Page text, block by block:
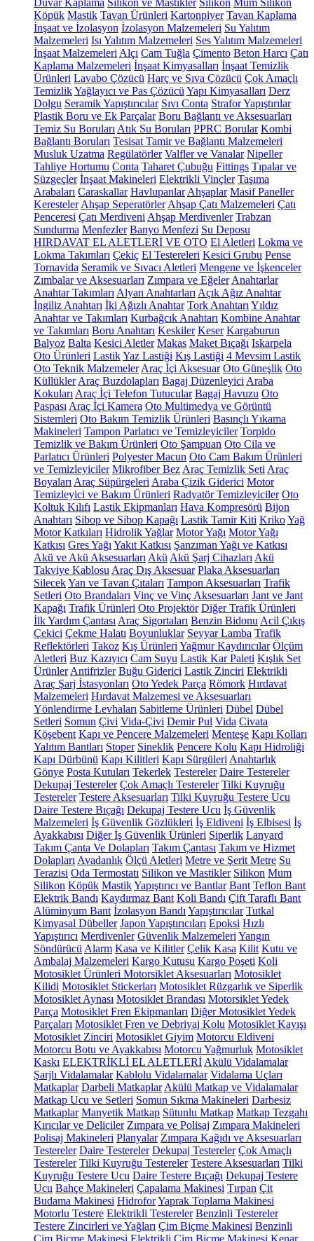
Duvar Kaplama Silikon ve Mastikler Silikon Mum Silikon
Köpük Mastik Tavan Ürünleri Kartonpiyer Tavan Kaplama
İnşaat ve İzolasyon İzolasyon Malzemeleri Su Yalıtım
Malzemeleri Isı Yalıtım Malzemeleri Ses Yalıtım Malzemeleri
İnşaat Malzemeleri Alçı Cam Tuğla Çimento Beton Harcı Çatı
Kaplama Malzemeleri İnşaat Kimyasalları İnşaat Temizlik
Ürünleri Lavabo Çözücü Harç ve Sıva Çözücü Çok Amaçlı
TemizlikYağlayıcı ve Pas Çözücü Yapı Kimyasalları Derz
Dolgu Seramik Yapıştırıcılar Sıvı Conta Strafor Yapıştırılar
Plastik Boru ve Ek Parçalar Boru Bağlantı ve Aksesuarları
Temiz Su Boruları Atık Su Boruları PPRC Borular Kombi
Bağlantı Boruları Tesisat Tamir ve Bağlantı Malzemeleri
Musluk Uzatma Regülatörler Valfler ve Vanalar Nipeller
Tahliye Hortumu Conta Taharet Çubuğu Fittings Tıpalar ve
Süzgeçler İnşaat Makineleri Elektrikli Vinçler Taşıma
Arabaları Caraskallar Havlupanlar Ahşaplar Masif Paneller
Keresteler Ahşap Seperatörler Ahşap Çatı Malzemeleri Çatı
Penceresi Çatı Merdiveni Ahşap Merdivenler Trabzan
Sundurma Menfezler Banyo Menfezi Su Deposu
HIRDAVAT EL ALETLERİ VE OTO El Aletleri Lokma ve
Lokma Takımları Çekiç El Testereleri Kesici Grubu Pense
Tornavida Seramik ve Sıvacı Aletleri Mengene ve İşkenceler
Zımbalar ve Aksesuarları Zımpara ve Eğeler Anahtarlar
Anahtar Takımları Alyan Anahtarları Açık Ağız Anahtar
İngiliz Anahtarı İki Ağızlı Anahtar Tork Anahtarı Yıldız
Anahtar ve Takımları Kurbağcık Anahtarı Kombine Anahtar
ve Takımları Boru Anahtarı Keskiler Keser Kargaburun
Balyoz Balta Kesici Aletler Makas Maket Bıçağı Iskarpela
Oto Ürünleri LastikYaz Lastiği Kış Lastiği 4 Mevsim Lastik
Oto Teknik Malzemeler Araç İçi Aksesuar Oto Güneşlik Oto
Küllükler Araç Buzdolapları Bagaj Düzenleyici Araba
Kokuları Araç İçi Telefon Tutucular Bagaj Havuzu Oto
Paspası Araç İçi Kamera Oto Multimedya ve Görüntü
Sistemleri Oto Bakım Temizlik Ürünleri Basınçlı Yıkama
Makineleri Tampon Parlatıcı ve Temizleyiciler Torpido
Temizlik ve Bakım Ürünleri Oto Şampuan Oto Cila ve
Parlatıcı Ürünleri Polyester Macun Oto Cam Bakım Ürünleri
ve Temizleyiciler Mikrofiber Bez Araç Temizlik Seti Araç
Boyaları Araç Süpürgeleri Araba Çizik Giderici Motor
Temizleyici ve Bakım Ürünleri Radyatör Temizleyiciler Oto
Koltuk Kılıfı Lastik Ekipmanları Hava Kompresörü Bijon
Anahtarı Sibop ve Sibop Kapağı Lastik Tamir Kiti KrikoYağ
Motor Katkıları Hidrolik Yağlar Motor Yağı Motor Yağı
Katkısı Gres Yağı Yakıt Katkısı Şanzıman Yağı ve Katkısı
Akü ve Akü Aksesuarları Akü Akü Şarj Cihazları Akü
Takviye Kablosu Araç Dış Aksesuar Plaka Aksesuarları
SilecekYan ve Tavan Çıtaları Tampon Aksesuarları Trafik
Setleri Oto Brandaları Vinç ve Vinç Aksesuarları Jant ve Jant
Kapağı Trafik Ürünleri Oto Projektör Diğer Trafik Ürünleri
İlk Yardım Çantası Araç Sigortaları Benzin Bidonu Acil Çıkış
Çekici Çekme Halatı Boyunluklar Seyyar Lamba Trafik
Reflektörleri Takoz Kış Ürünleri Yağmur Kaydırıcılar Ölçüm
Aletleri Buz Kazıyıcı Cam Suyu Lastik Kar Paleti Kışlık Set
Ürünler Antifrizler Buğu Giderici Lastik Zinciri Elektrikli
Araç Şarj İstasyonları Oto Yedek Parça Römork Hırdavat
Malzemeleri Hırdavat Malzemesi ve Aksesuarları
Yönlendirme Levhaları Sabitleme Ürünleri Dübel Dübel
Setleri Somun Çivi Vida-Çivi Demir Pul Vida Civata
Köşebent Kapı ve Pencere Malzemeleri Menteşe Kapı Kolları
Yalıtım Bantları Stoper Sineklik Pencere Kolu Kapı Hidroliği
Kapı Dürbünü Kapı Kilitleri Kapı Sürgüleri Anahtarlık
Gönye Posta Kutuları Tekerlek Testereler Daire Testereler
Dekupaj Testereler Çok Amaçlı Testereler Tilki Kuyruğu
Testereler Testere Aksesuarları Tilki Kuyruğu Testere Ucu
Daire Testere Bıçağı Dekupaj Testere Ucu İş Güvenlik
Malzemeleri İş Güvenlik Gözlükleri İş Eldiveni İş Elbisesi İş
Ayakkabısı Diğer İş Güvenlik Ürünleri Siperlik Lanyard
Takım Çanta Ve Dolapları Takım Çantası Takım ve Hizmet
Dolapları Avadanlık Ölçü Aletleri Metre ve Şerit Metre Su
Terazisi Oda Termostatı Silikon ve Mastikler Silikon Mum
Silikon Köpük MastikYapıştırıcı ve Bantlar Bant Teflon Bant
Elektrik Bandı Kaydırmaz Bant Koli Bandı Çift Taraflı Bant
Alüminyum Bant İzolasyon Bandı Yapıştırıcılar Tutkal
Kimyasal Dübeller Japon Yapıştırıcıları Epoksi Hızlı
Yapıştırıcı Merdivenler Güvenlik Malzemeleri Yangın
Söndürücü Alarm Kasa ve Kilitler Çelik Kasa Kilit Kutu ve
Ambalaj Malzemeleri Kargo Kutusu Kargo Poşeti Koli
Motosiklet Ürünleri Motorsiklet Aksesuarları Motosiklet
Kilidi Motosiklet Stickerları Motosiklet Rüzgarlık ve Siperlik
Motosiklet Aynası Motosiklet Brandası Motorsiklet Yedek
Parça Motosiklet Fren Ekipmanları Diğer Motosiklet Yedek
Parçaları Motosiklet Fren ve Debriyaj Kolu Motosiklet Kayışı
Motosiklet Zinciri Motosiklet Giyim Motorcu Eldiveni
Motorcu Botu ve Ayakkabısı Motorcu Yağmurluk Motosiklet
Kaskı ELEKTRİKLİ EL ALETLERİ Akülü Vidalamalar
Şarjlı Vidalamalar Kablolu Vidalamalar Vidalama Uçları
Matkaplar Darbeli Matkaplar Akülü Matkap ve Vidalamalar
Matkap Ucu ve Setleri Somun Sıkma Makineleri Darbesiz
Matkaplar Manyetik Matkap Sütunlu Matkap Matkap Tezgahı
Kırıcılar ve Deliciler Zımpara ve Polisaj Zımpara Makineleri
Polisaj Makineleri Planyalar Zımpara Kağıdı ve Aksesuarları
Testereler Daire Testereler Dekupaj Testereler Çok Amaçlı
Testereler Tilki Kuyruğu Testereler Testere Aksesuarları Tilki
Kuyruğu Testere Ucu Daire Testere Bıçağı Dekupaj Testere
Ucu Bahçe Makineleri Çapalama Makinesi Tırpan Çit
Budama Makinesi HidroforYaprak Toplama Makinesi
Motorlu Testere Elektrikli Testereler Benzinli Testereler
Testere Zincirleri ve Yağları Çim Biçme Makinesi Benzinli
Çim Biçme Makinesi Elektrikli Çim Biçme Makinesi Kenar